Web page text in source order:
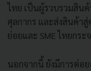
ไทย เป็นผู้รวบรวมสิน
ศุลกากร และส่งสินค้า
ย่อยและ SME ไทยกร
นอกจากนี้ ยังมีการต่อ